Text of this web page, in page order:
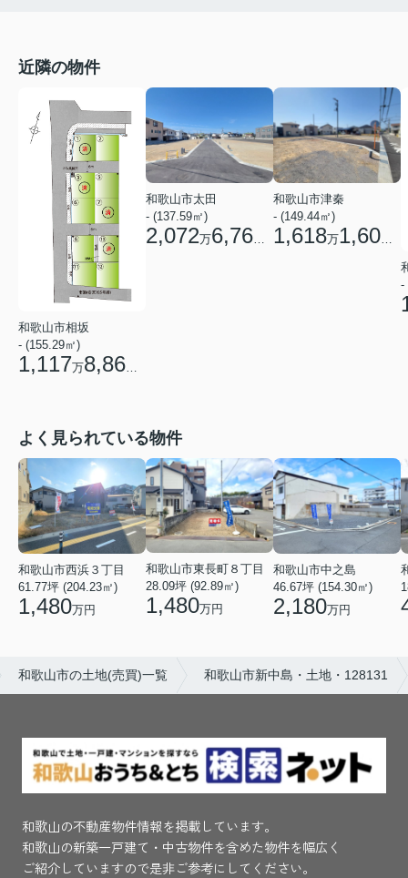
近隣の物件
和歌山市相坂
- (155.29㎡)
1,117万8,860
和歌山市太田
- (137.59㎡)
2,072万6,760 円
和歌山市津秦
- (149.44㎡)
1,618万1,600
-
よく見られている物件
和歌山市西浜３丁目
61.77坪 (204.23㎡)
1,480万円
和歌山市東長町８丁目
28.09坪 (92.89㎡)
1,480万円
和歌山市中之島
46.67坪 (154.30㎡)
2,180万円
和歌山市の土地(売買)一覧 和歌山市新中島・土地・128131
和歌山の不動産物件情報を掲載しています。
和歌山の新築一戸建て・中古物件を含めた物件を幅広く
ご紹介していますので是非ご参考にしてください。